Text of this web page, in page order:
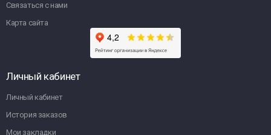
Связаться с нами
Карта сайта
Личный кабинет
Личный кабинет
История заказов
Мои закладки